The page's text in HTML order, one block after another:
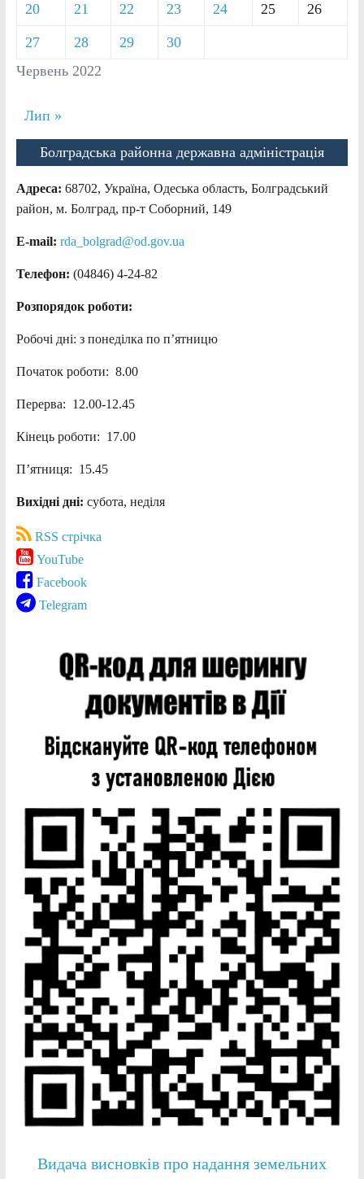
Червень 2022
20 21 22 23 24 25 26
27 28 29 30
Лип »
Болградська районна державна адміністрація
Адреса: 68702, Україна, Одеська область, Болградський
район, м. Болград, пр-т Соборний, 149
E-mail: rda_bolgrad@od.gov.ua
Телефон: (04846) 4-24-82
Розпорядок роботи:
Робочі дні: з понеділка по п’ятницю
Початок роботи: 8.00
Перерва: 12.00-12.45
Кінець роботи: 17.00
П’ятниця: 15.45
Вихідні дні: субота, неділя
RSS стрічка
YouTube
Facebook
Telegram
Видача висновків про надання земельних